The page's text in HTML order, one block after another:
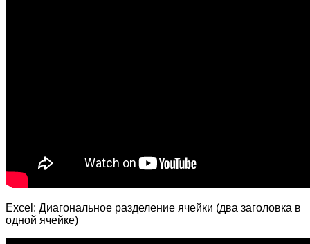
Excel: Диагональное разделение ячейки (два заголовка в
одной ячейке)